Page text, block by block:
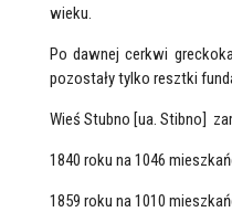
wieku.
Po dawnej cerkwi
pozostały tylko resztki
Wieś Stubno [ua. Stibno]
1840 roku na 1046
1859 roku na 1010